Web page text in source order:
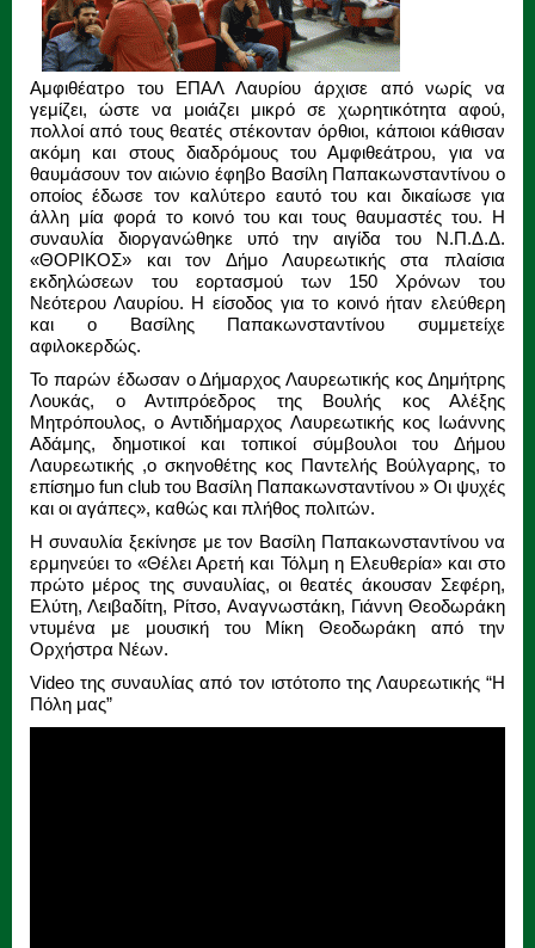
Αμφιθέατρο του ΕΠΑΛ Λαυρίου άρχισε από νωρίς να
γεμίζει, ώστε να μοιάζει μικρό σε χωρητικότητα αφού,
πολλοί από τους θεατές στέκονταν όρθιοι, κάποιοι κάθισαν
ακόμη και στους διαδρόμους του Αμφιθεάτρου, για να
θαυμάσουν τον αιώνιο έφηβο Βασίλη Παπακωνσταντίνου ο
οποίος έδωσε τον καλύτερο εαυτό του και δικαίωσε για
άλλη μία φορά το κοινό του και τους θαυμαστές του. Η
συναυλία διοργανώθηκε υπό την αιγίδα του Ν.Π.Δ.Δ.
«ΘΟΡΙΚΟΣ» και τον Δήμο Λαυρεωτικής στα πλαίσια
εκδηλώσεων του εορτασμού των 150 Χρόνων του
Νεότερου Λαυρίου. Η είσοδος για το κοινό ήταν ελεύθερη
και ο Βασίλης Παπακωνσταντίνου συμμετείχε
αφιλοκερδώς.
Το παρών έδωσαν ο Δήμαρχος Λαυρεωτικής κος Δημήτρης
Λουκάς, ο Αντιπρόεδρος της Βουλής κος Αλέξης
Μητρόπουλος, ο Αντιδήμαρχος Λαυρεωτικής κος Ιωάννης
Αδάμης, δημοτικοί και τοπικοί σύμβουλοι του Δήμου
Λαυρεωτικής ,ο σκηνοθέτης κος Παντελής Βούλγαρης, το
επίσημο fun club του Βασίλη Παπακωνσταντίνου » Οι ψυχές
και οι αγάπες», καθώς και πλήθος πολιτών.
Η συναυλία ξεκίνησε με τον Βασίλη Παπακωνσταντίνου να
ερμηνεύει το «Θέλει Αρετή και Τόλμη η Ελευθερία» και στο
πρώτο μέρος της συναυλίας, οι θεατές άκουσαν Σεφέρη,
Ελύτη, Λειβαδίτη, Ρίτσο, Αναγνωστάκη, Γιάννη Θεοδωράκη
ντυμένα με μουσική του Μίκη Θεοδωράκη από την
Ορχήστρα Νέων.
Video της συναυλίας από τον ιστότοπο της Λαυρεωτικής “H
Πόλη μας”